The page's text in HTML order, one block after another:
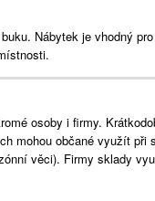
Nábytek je vhodný
osoby i firmy.
mohou občané využít při
věci). Firmy sklady